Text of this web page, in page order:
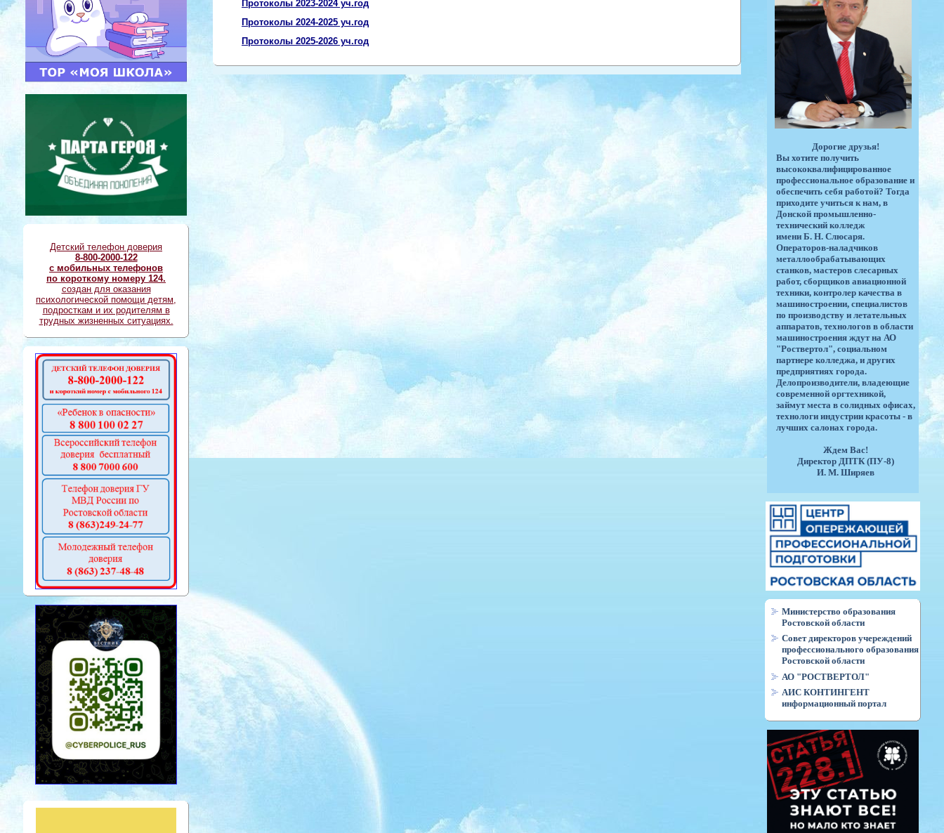
Детский телефон доверия
8-800-2000-122
с мобильных телефонов
по короткому номеру 124.
создан для оказания
психологической помощи детям,
подросткам и их родителям в
трудных жизненных ситуациях.
Протоколы 2023-2024 уч.год
Протоколы 2024-2025 уч.год
Протоколы 2025-2026 уч.год
Дорогие друзья!
Вы хотите получить
высококвалифицированное
профессиональное образование и
обеспечить себя работой? Тогда
приходите учиться к нам, в
Донской промышленно-
технический колледж
имени Б. Н. Слюсаря.
Операторов-наладчиков
металлообрабатывающих
станков, мастеров слесарных
работ, сборщиков авиационной
техники, контролер качества в
машиностроении, специалистов
по производству и летательных
аппаратов, технологов в области
машиностроения ждут на АО
"Роствертол", социальном
партнере колледжа, и других
предприятиях города.
Делопроизводители, владеющие
современной оргтехникой,
займут места в солидных офисах,
технологи индустрии красоты - в
лучших салонах города.
Ждем Вас!
Директор ДПТК (ПУ-8)
И. М. Ширяев
Министерство образования
Ростовской области
Совет директоров учереждений
профессионального образования
Ростовской области
АО "РОСТВЕРТОЛ"
АИС КОНТИНГЕНТ
информационный портал